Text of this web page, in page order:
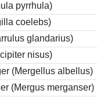
pyrrhula)
coelebs)
glandarius)
nisus)
(Mergellus albellus)
(Mergus merganser)